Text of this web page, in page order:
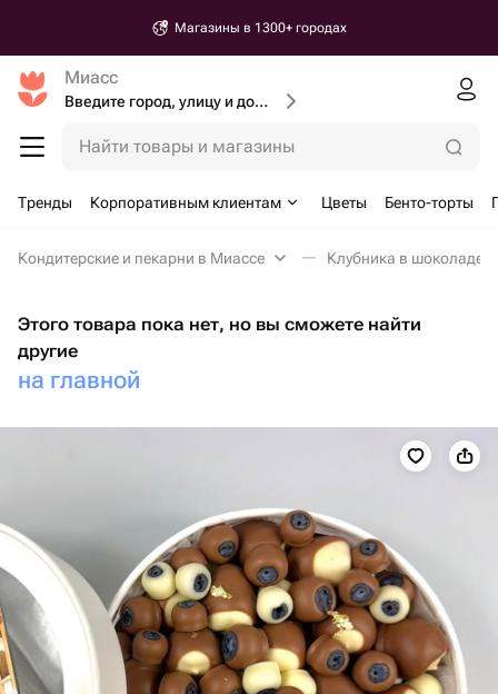
Магазины в 1300+ городах
Миасс
Введите город, улицу и дом доставки
Найти товары и магазины
Тренды Корпоративным клиентам Цветы Бенто-торты
Кондитерские и пекарни в Миассе Клубника в шоколаде
Этого товара пока нет, но вы сможете найти
другие
на главной